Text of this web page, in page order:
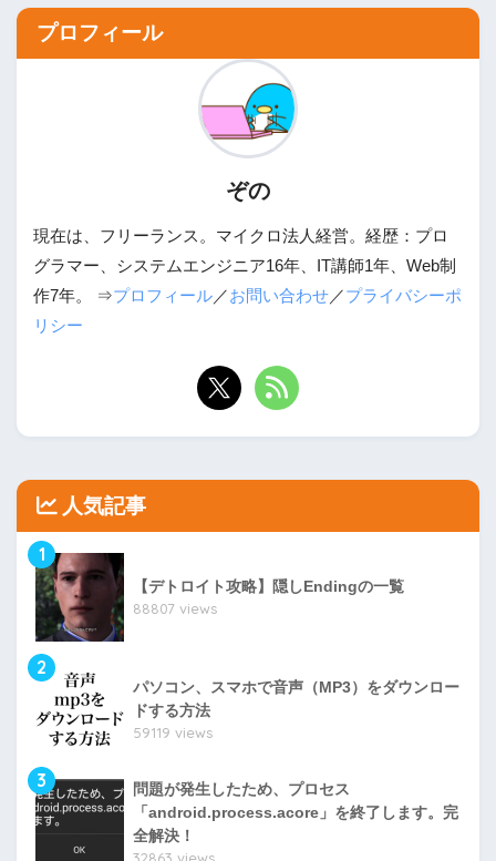
プロフィール
ぞの
現在は、フリーランス。マイクロ法人経営。経歴：プロ
グラマー、システムエンジニア16年、IT講師1年、Web制
作7年。 ⇒プロフィール／お問い合わせ／プライバシーポ
リシー
人気記事
1
【デトロイト攻略】隠しEndingの一覧
88807 views
2
パソコン、スマホで音声（MP3）をダウンロー
ドする方法
59119 views
3
問題が発生したため、プロセス
「android.process.acore」を終了します。完
全解決！